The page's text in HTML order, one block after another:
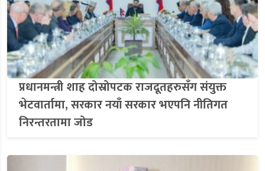
प्रधानमन्त्री शाह दोस्रोपटक राजदूतहरुसँग संयुक्त
भेटवार्तामा, सरकार नयाँ सरकार भएपनि नीतिगत
निरन्तरतामा जोड